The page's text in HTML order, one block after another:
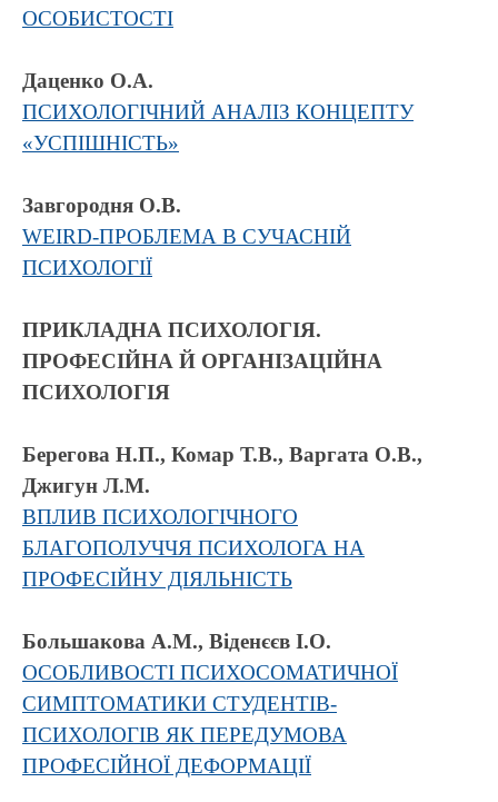
ОСОБИСТОСТІ
Даценко О.А.
ПСИХОЛОГІЧНИЙ АНАЛІЗ КОНЦЕПТУ
«УСПІШНІСТЬ»
Завгородня О.В.
WEIRD-ПРОБЛЕМА В СУЧАСНІЙ
ПСИХОЛОГІЇ
ПРИКЛАДНА ПСИХОЛОГІЯ.
ПРОФЕСІЙНА Й ОРГАНІЗАЦІЙНА
ПСИХОЛОГІЯ
Берегова Н.П., Комар Т.В., Варгата О.В.,
Джигун Л.М.
ВПЛИВ ПСИХОЛОГІЧНОГО
БЛАГОПОЛУЧЧЯ ПСИХОЛОГА НА
ПРОФЕСІЙНУ ДІЯЛЬНІСТЬ
Большакова А.М., Віденєєв І.О.
ОСОБЛИВОСТІ ПСИХОСОМАТИЧНОЇ
СИМПТОМАТИКИ СТУДЕНТІВ-
ПСИХОЛОГІВ ЯК ПЕРЕДУМОВА
ПРОФЕСІЙНОЇ ДЕФОРМАЦІЇ